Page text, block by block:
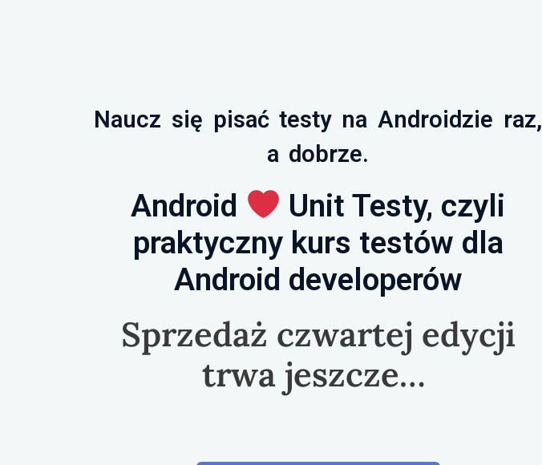
Naucz się pisać testy na Androidzie raz,
a dobrze.
Android
Unit Testy, czyli
praktyczny kurs testów dla
Android developerów
Sprzedaż czwartej edycji
trwa jeszcze…